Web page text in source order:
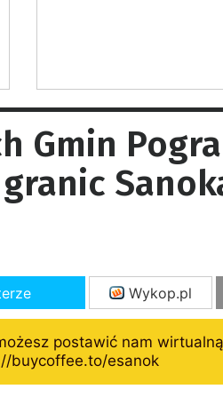
Gmin
Wykop.pl
postawić nam
buycoffee.to/esanok